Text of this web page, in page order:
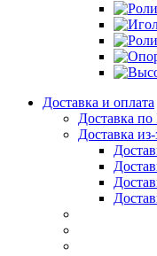
Доставка и оплата
Доставка по
Доставка